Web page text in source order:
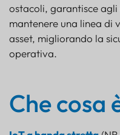
ostacoli, garantisce
mantenere una linea di
asset, migliorando la
operativa.
Che cosa